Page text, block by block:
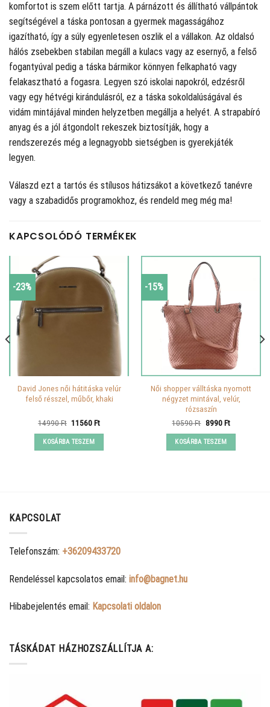
komfortot is szem előtt tartja. A párnázott és állítható vállpántok
segítségével a táska pontosan a gyermek magasságához
igazítható, így a súly egyenletesen oszlik el a vállakon. Az oldalsó
hálós zsebekben stabilan megáll a kulacs vagy az esernyő, a felső
fogantyúval pedig a táska bármikor könnyen felkapható vagy
felakasztható a fogasra. Legyen szó iskolai napokról, edzésről
vagy egy hétvégi kirándulásról, ez a táska sokoldalúságával és
vidám mintájával minden helyzetben megállja a helyét. A strapabíró
anyag és a jól átgondolt rekeszek biztosítják, hogy a
rendszerezés még a legnagyobb sietségben is gyerekjáték
legyen.
Válaszd ezt a tartós és stílusos hátizsákot a következő tanévre
vagy a szabadidős programokhoz, és rendeld meg még ma!
KAPCSOLÓDÓ TERMÉKEK
-23%
David Jones női hátitáska velúr
felső résszel, műbőr, khaki
14990Ft Original
was:
14990 Ft.
11560FtCurrent
KOSÁRBA TESZEM
-15%
Női shopper válltáska nyomott
négyzet mintával, velúr,
rózsaszín
10590Ft Original
was:
10590 Ft.
8990FtCurrent
KOSÁRBA TESZEM
KAPCSOLAT
Telefonszám: +36209433720
Rendeléssel kapcsolatos email: info@bagnet.hu
Hibabejelentés email: Kapcsolati oldalon
TÁSKÁDAT HÁZHOZSZÁLLÍTJA A: